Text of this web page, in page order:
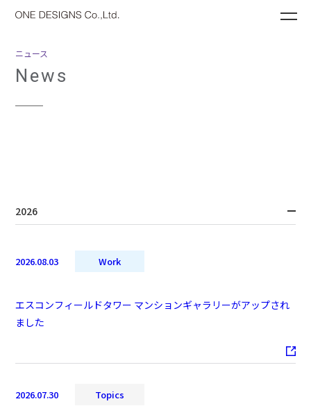
ニュース
News
2026
2026.08.03 Work
エスコンフィールドタワー マンションギャラリーがアップされ
ました
2026.07.30 Topics